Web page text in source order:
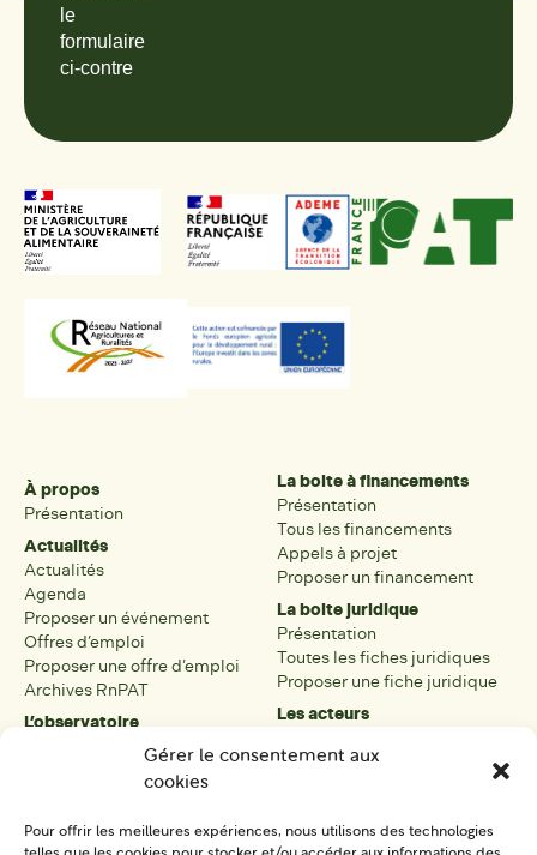
Gérer le consentement aux
cookies
Pour offrir les meilleures expériences, nous utilisons des technologies
le
formulaire
ci-contre
À propos
Présentation
Actualités
Actualités
Agenda
Proposer un événement
Offres d’emploi
Proposer une offre d’emploi
Archives RnPAT
L’observatoire
Présentation de l’observatoire
La boîte à outils
La boite à financements
Présentation
Tous les financements
Appels à projet
Proposer un financement
La boite juridique
Présentation
Toutes les fiches juridiques
Proposer une fiche juridique
Les acteurs
Tous les acteurs